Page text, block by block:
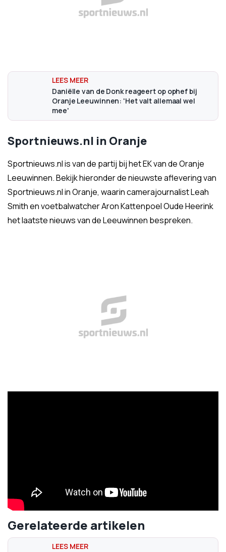
Daniëlle van de Donk reageert op ophef bij
Oranje Leeuwinnen: 'Het valt allemaal wel
mee'
Sportnieuws.nl in Oranje
Sportnieuws.nl is van de partij bij het EK van de Oranje
Leeuwinnen. Bekijk hieronder de nieuwste aflevering van
Sportnieuws.nl in Oranje, waarin camerajournalist Leah
Smith en voetbalwatcher Aron Kattenpoel Oude Heerink
het laatste nieuws van de Leeuwinnen bespreken.
Gerelateerde artikelen